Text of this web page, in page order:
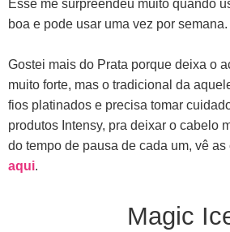
Esse me surpreendeu muito quando
boa e pode usar uma vez por semana.
Gostei mais do Prata porque deixa o
muito forte, mas o tradicional da
fios platinados e precisa tomar
produtos Intensy, pra deixar o cabelo
do tempo de pausa de cada um, vê
aqui.
Magic